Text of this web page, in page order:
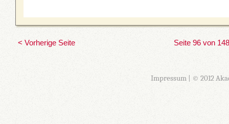
< Vorherige Seite Seite 96 von
Impressum| © 2012